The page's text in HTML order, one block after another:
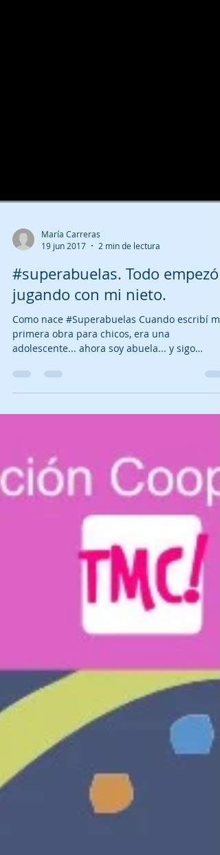
María Carreras
19 jun 2017
2 min de lectura
#superabuelas. Todo empezó
jugando con mi nieto.
Como nace #Superabuelas Cuando escribí mi
primera obra para chicos, era una
adolescente... ahora soy abuela... y sigo